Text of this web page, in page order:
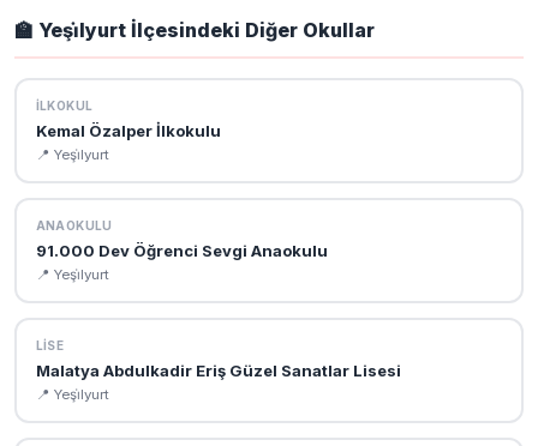
sitesi: https://malatyaataturkasml.meb.k12.tr. Bu sitede okul
müdürü, öğretmen kadrosu, vizyon-misyon ve kurumsal
🏫 Yeşi̇lyurt İlçesindeki Diğer Okullar
İLKOKUL
Kemal Özalper İlkokulu
📍 Yeşi̇lyurt
ANAOKULU
91.000 Dev Öğrenci Sevgi Anaokulu
📍 Yeşi̇lyurt
LISE
Malatya Abdulkadir Eriş Güzel Sanatlar Lisesi
📍 Yeşi̇lyurt